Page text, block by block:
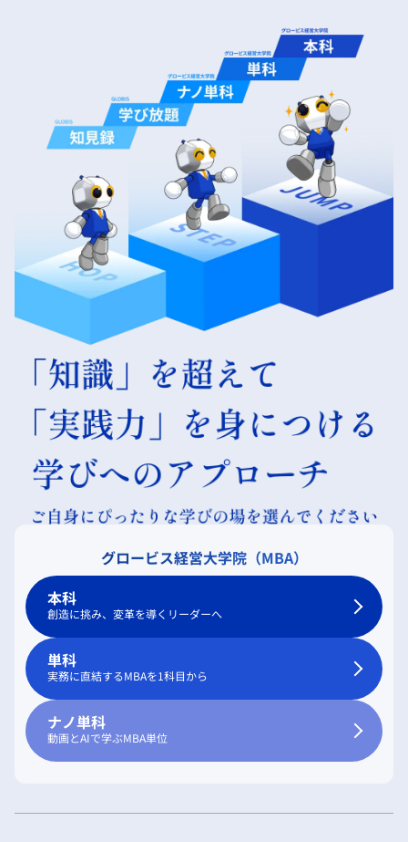
グロービス経営大学院（MBA）
本科
創造に挑み、変革を導くリーダーへ
単科
実務に直結するMBAを1科目から
ナノ単科
動画とAIで学ぶMBA単位